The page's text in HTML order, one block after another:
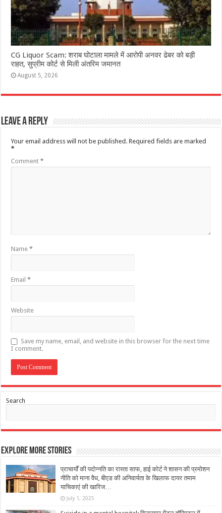
CG Liquor Scam: शराब घोटाला मामले में आरोपी अनवर ढेबर को बड़ी
राहत, सुप्रीम कोर्ट से मिली अंतरिम जमानत
August 5, 2026
Leave a Reply
Your email address will not be published. Required fields are marked
*
Comment*
Name*
Email*
Website
Save my name, email, and website in this browser for the next time
I comment.
Search
Explore More Stories
प्राचार्यों की पदोन्नति का रास्ता साफ, हाई कोर्ट ने शासन की प्रमोशन
नीति को माना वैध, बीएड की अनिवार्यता के खिलाफ दायर तमाम
याचिकाएं की खारिज…
July 1, 2025